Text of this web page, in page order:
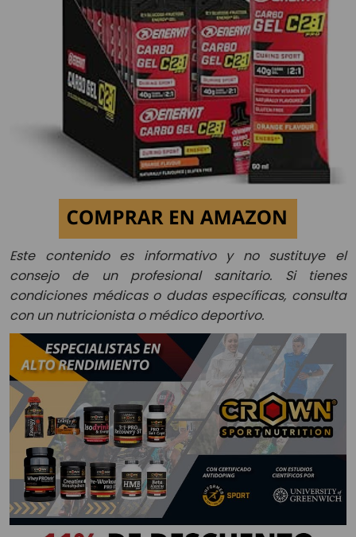
Este contenido es informativo y no sustituye el
consejo de un profesional sanitario. Si tienes
condiciones médicas o dudas específicas, consulta
con un nutricionista o médico deportivo.